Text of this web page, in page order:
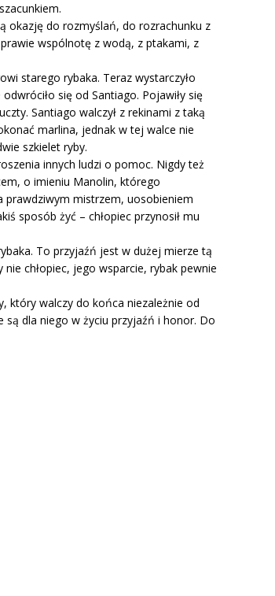
okazję do rozmyślań, do rozrachunku z
wspólnotę z wodą, z ptakami, z
starego rybaka. Teraz wystarczyło
się od Santiago. Pojawiły się
Santiago walczył z rekinami z taką
marlina, jednak w tej walce nie
szkielet ryby.
innych ludzi o pomoc. Nigdy też
o imieniu Manolin, którego
prawdziwym mistrzem, uosobieniem
sposób żyć – chłopiec przynosił mu
To przyjaźń jest w dużej mierze tą
nie chłopiec, jego wsparcie, rybak pewnie
który walczy do końca niezależnie od
są dla niego w życiu przyjaźń i honor. Do